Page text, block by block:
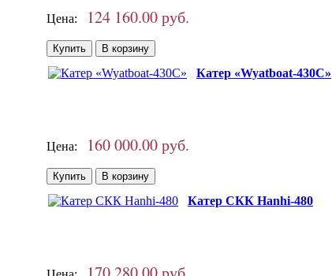
Цена: 124 160.00 руб.
Катер «Wyatboat-430C»
Цена: 160 000.00 руб.
Катер СКК Hanhi-480